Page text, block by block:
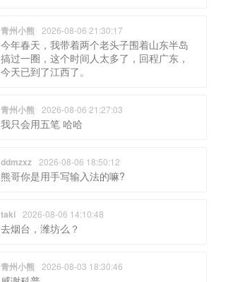
青州小熊 2026-08-06 21:30:17
今年春天，我带着两个老头子围着山东半岛
搞过一圈，这个时间人太多了，回程广东，
今天已到了江西了。
青州小熊 2026-08-06 21:27:03
我只会用五笔 哈哈
ddmzxz 2026-08-06 18:50:12
熊哥你是用手写输入法的嘛?
taki 2026-08-06 14:10:48
去烟台，潍坊么？
青州小熊 2026-08-03 18:30:46